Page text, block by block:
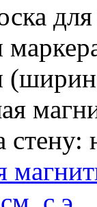
стену: